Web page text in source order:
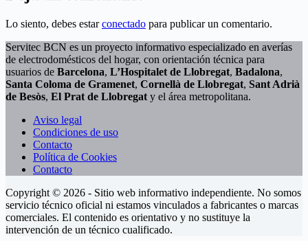
Lo siento, debes estarconectado para publicar un comentario.
Servitec BCN es un proyecto informativo especializado en averías
de electrodomésticos del hogar, con orientación técnica para
usuarios de Barcelona, L’Hospitalet de Llobregat, Badalona,
Santa Coloma de Gramenet, Cornellà de Llobregat, Sant Adrià
de Besòs, El Prat de Llobregat y el área metropolitana.
Aviso legal
Condiciones de uso
Contacto
Política de Cookies
Contacto
Copyright © 2026 - Sitio web informativo independiente. No somos
servicio técnico oficial ni estamos vinculados a fabricantes o marcas
comerciales. El contenido es orientativo y no sustituye la
intervención de un técnico cualificado.